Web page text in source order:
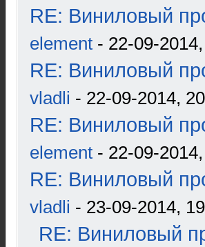
RE: Виниловый
element - 22-09-
RE: Виниловый
vladli - 22-09-2014,
RE: Виниловый
element - 22-09-
RE: Виниловый
vladli - 23-09-2014,
RE: Виниловый